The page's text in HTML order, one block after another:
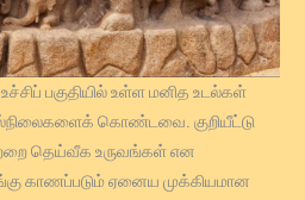
பகுதியில் உள்ள மனித உடல்கள்
கொண்டவை. குறியீட்டு
தெய்வீக உருவங்கள் என
காணப்படும் ஏனைய முக்கியமான